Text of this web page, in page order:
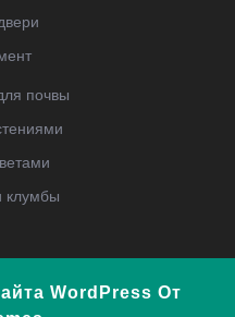
почвы
клумбы
WordPress От